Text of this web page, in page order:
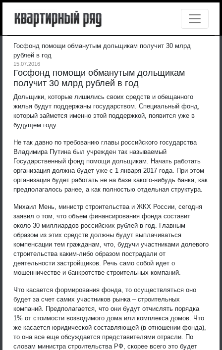
Госфонд помощи обманутым дольщикам получит 30 млрд
рублей в год
15.07.2016
Госфонд помощи обманутым дольщикам
получит 30 млрд рублей в год
Дольщики, которые лишились своих средств и обещанного
жилья будут поддержаны государством. Специальный фонд,
который займется именно этой поддержкой, появится уже в
будущем году.
Не так давно по требованию главы российского государства
Владимира Путина был учрежден так называемый
Государственный фонд помощи дольщикам. Начать работать
организация должна будет уже с 1 января 2017 года. При этом
организация будет работать не на базе какого-нибудь банка, как
предполагалось ранее, а как полностью отдельная структура.
Михаил Мень, министр строительства и ЖКХ России, сегодня
заявил о том, что объем финансирования фонда составит
около 30 миллиардов российских рублей в год. Главным
образом из этих средств должны будут выплачиваться
компенсации тем гражданам, что, будучи участниками долевого
строительства каким-либо образом пострадали от
деятельности застройщиков. Речь само собой идет о
мошенничестве и банкротстве строительных компаний.
Что касается формирования фонда, то осуществляться оно
будет за счет самих участников рынка – строительных
компаний. Предполагается, что они будут отчислять порядка
1% от стоимости возводимого дома или комплекса домов. Что
же касается юридической составляющей (в отношении фонда),
то она все еще обсуждается представителями отрасли. По
словам министра строительства РФ, скорее всего это будет